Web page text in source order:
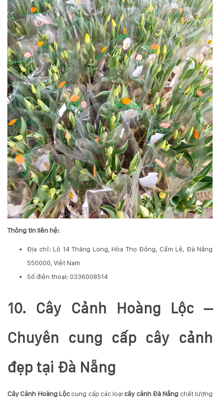
Thông tin liên hệ:
Địa chỉ: Lô 14 Thăng Long, Hòa Thọ Đông, Cẩm Lệ, Đà Nẵng
550000, Việt Nam
Số điện thoại: 0336008514
10. Cây Cảnh Hoàng Lộc –
Chuyên cung cấp cây cảnh
đẹp tại Đà Nẵng
Cây Cảnh Hoàng Lộccung cấp các loại cây cảnh Đà Nẵng chất lượng